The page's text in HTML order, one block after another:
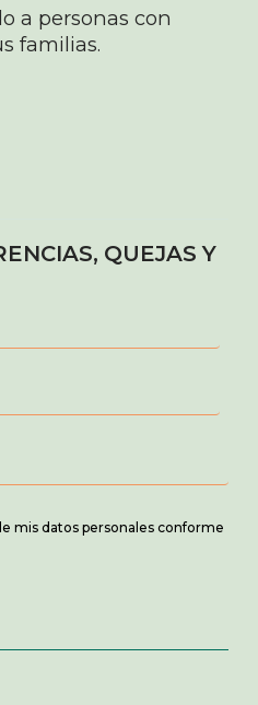
a personas con
familias.
QUEJAS Y
mis datos personales conforme